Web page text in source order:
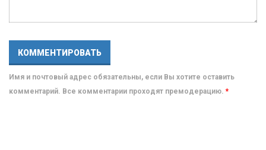
Имя и почтовый адрес обязательны, если Вы хотите оставить
комментарий. Все комментарии проходят премодерацию. *